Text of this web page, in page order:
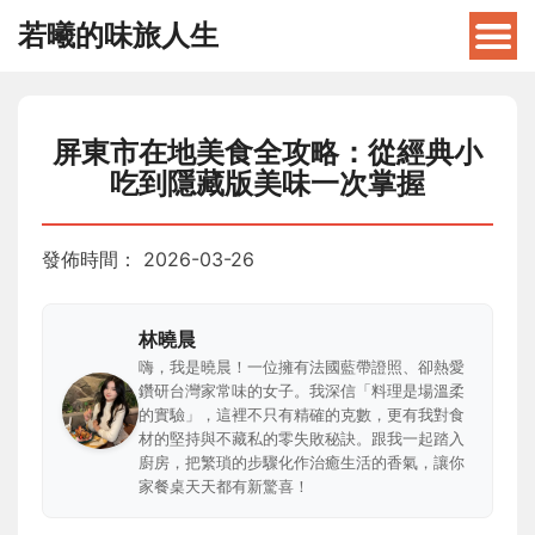
若曦的味旅人生
屏東市在地美食全攻略：從經典小
吃到隱藏版美味一次掌握
發佈時間： 2026-03-26
林曉晨
嗨，我是曉晨！一位擁有法國藍帶證照、卻熱愛
鑽研台灣家常味的女子。我深信「料理是場溫柔
的實驗」，這裡不只有精確的克數，更有我對食
材的堅持與不藏私的零失敗秘訣。跟我一起踏入
廚房，把繁瑣的步驟化作治癒生活的香氣，讓你
家餐桌天天都有新驚喜！